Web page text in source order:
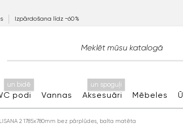
Izpārdošana līdz −60%
podi
un bidē
Vannas Aksesuāri
un spoguļi
Mēbeles
2 1785x780mm bez pārplūdes, balta matēta